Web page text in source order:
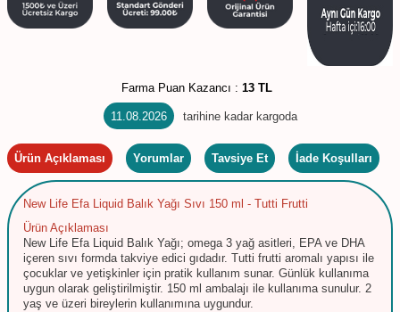
Farma Puan Kazancı : 13 TL
11.08.2026 tarihine kadar kargoda
Ürün Açıklaması Yorumlar Tavsiye Et İade Koşulları
New Life Efa Liquid Balık Yağı Sıvı 150 ml - Tutti Frutti
Ürün Açıklaması
New Life Efa Liquid Balık Yağı; omega 3 yağ asitleri, EPA ve DHA
içeren sıvı formda takviye edici gıdadır. Tutti frutti aromalı yapısı ile
çocuklar ve yetişkinler için pratik kullanım sunar. Günlük kullanıma
uygun olarak geliştirilmiştir. 150 ml ambalajı ile kullanıma sunulur. 2
yaş ve üzeri bireylerin kullanımına uygundur.